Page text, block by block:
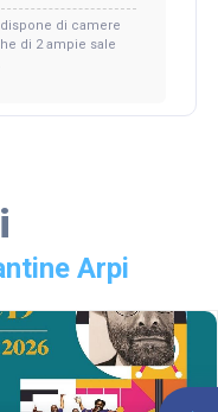
dispone di camere
di 2 ampie sale
Arpi